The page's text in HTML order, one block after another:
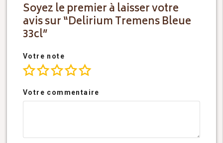
Soyez le premier à laisser votre
avis sur “Delirium Tremens Bleue
33cl”
Votre note
Votre commentaire